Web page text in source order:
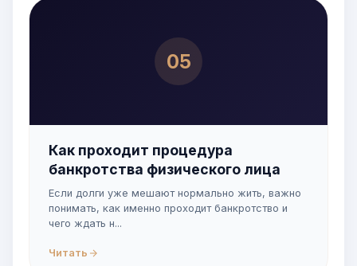
05
Как проходит процедура
банкротства физического лица
Если долги уже мешают нормально жить, важно
понимать, как именно проходит банкротство и
чего ждать н...
Читать